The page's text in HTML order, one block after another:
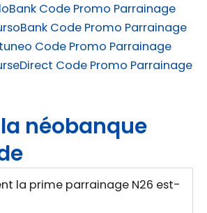
Code Promo Parrainage
Code Promo Parrainage
Code Promo Parrainage
Code Promo Parrainage
la néobanque
la prime parrainage N26 est-